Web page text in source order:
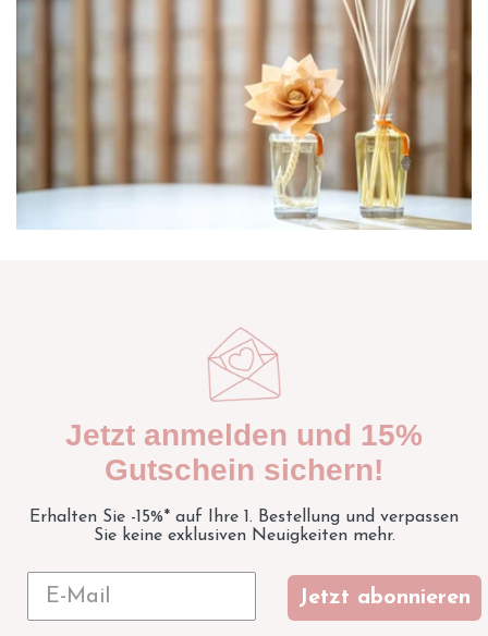
Jetzt anmelden und 15%
Gutschein sichern!
Erhalten Sie -15%* auf Ihre 1. Bestellung und verpassen
Sie keine exklusiven Neuigkeiten mehr.
Jetzt abonnieren